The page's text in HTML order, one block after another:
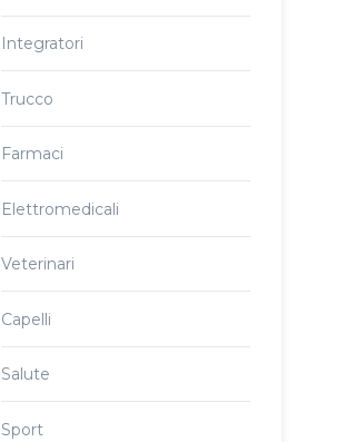
Integratori
Trucco
Farmaci
Elettromedicali
Veterinari
Capelli
Salute
Sport